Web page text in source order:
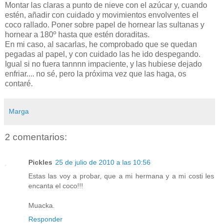
Montar las claras a punto de nieve con el azúcar y, cuando
estén, añadir con cuidado y movimientos envolventes el
coco rallado. Poner sobre papel de hornear las sultanas y
hornear a 180º hasta que estén doraditas.
En mi caso, al sacarlas, he comprobado que se quedan
pegadas al papel, y con cuidado las he ido despegando.
Igual si no fuera tannnn impaciente, y las hubiese dejado
enfriar.... no sé, pero la próxima vez que las haga, os
contaré.
Marga
2 comentarios:
Pickles 25 de julio de 2010 a las 10:56
Estas las voy a probar, que a mi hermana y a mi costi les
encanta el coco!!!
Muacka.
Responder